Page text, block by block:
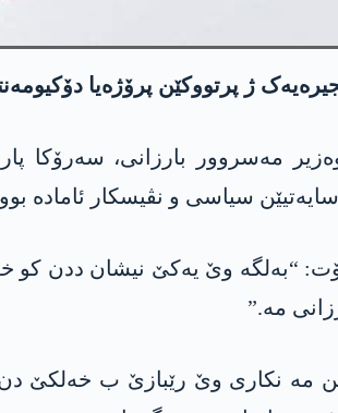
ژ پرتووکێن پرۆژەیا
مەسروور بارزانی، سەرۆکا
سیاسی و نڤیسکار ئامادە
وێ یەکێ نیشان ددن کو
مە.”
مە نکاری وێ رێبازێ ب